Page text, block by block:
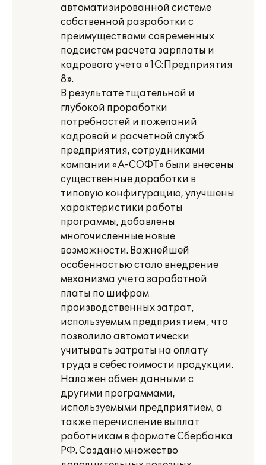
автоматизированной системе
собственной разработки с
преимуществами современных
подсистем расчета зарплаты и
кадрового учета «1С:Предприятия
8».
В результате тщательной и
глубокой проработки
потребностей и пожеланий
кадровой и расчетной служб
предприятия, сотрудниками
компании «А-СОФТ» были внесены
существенные доработки в
типовую конфигурацию, улучшены
характеристики работы
программы, добавлены
многочисленные новые
возможности. Важнейшей
особенностью стало внедрение
механизма учета заработной
платы по шифрам
производственных затрат,
используемым предприятием , что
позволило автоматически
учитывать затраты на оплату
труда в себестоимости продукции.
Налажен обмен данными с
другими программами,
используемыми предприятием, а
также перечисление выплат
работникам в формате Сбербанка
РФ. Создано множество